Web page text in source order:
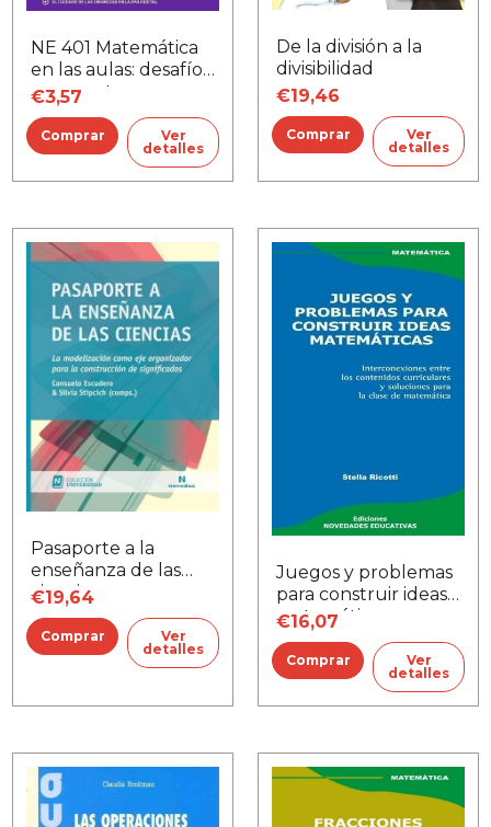
NE 401 Matemática
en las aulas: desafíos,
propuestas y
enfoques
€3,57
Ver
detalles
De la división a la
divisibilidad
€19,46
Ver
detalles
Pasaporte a la
enseñanza de las
ciencias
€19,64
Ver
detalles
Juegos y problemas
para construir ideas
matemáticas
€16,07
Ver
detalles